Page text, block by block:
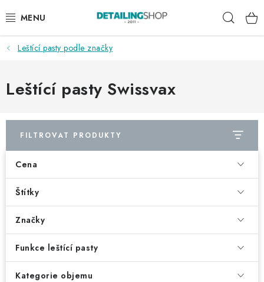
na
AKCE
NOVINKY
DÁRKOVÉ SADY A POUKAZY
ČLÁNKY
NAŠE SLUŽBY
Leštící pasty podle značky
Leštící pasty Swissvax
FILTROVAT PRODUKTY
Cena
Štítky
Značky
Funkce leštící pasty
Kategorie objemu